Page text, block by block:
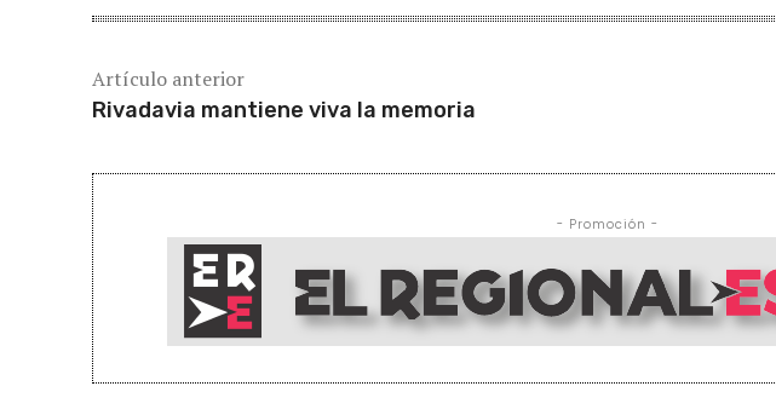
Artículo anterior
Rivadavia mantiene viva la memoria
- Promoción -